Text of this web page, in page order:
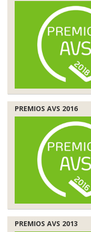
PREMIOS AVS 2016
PREMIOS AVS 2013